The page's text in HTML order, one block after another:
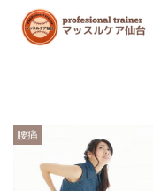
腰痛